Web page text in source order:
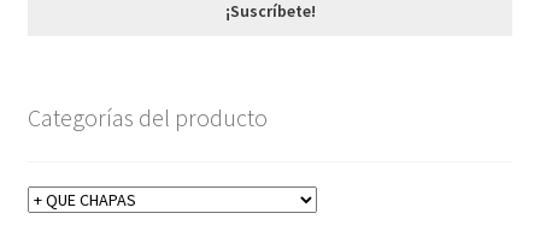
¡Suscríbete!
Categorías del producto